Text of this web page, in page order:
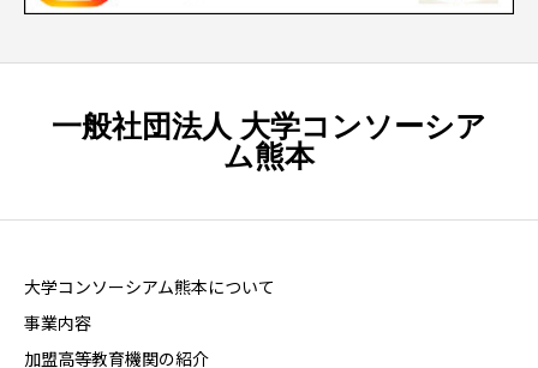
一般社団法人 大学コンソーシア
ム熊本
大学コンソーシアム熊本について
事業内容
加盟高等教育機関の紹介